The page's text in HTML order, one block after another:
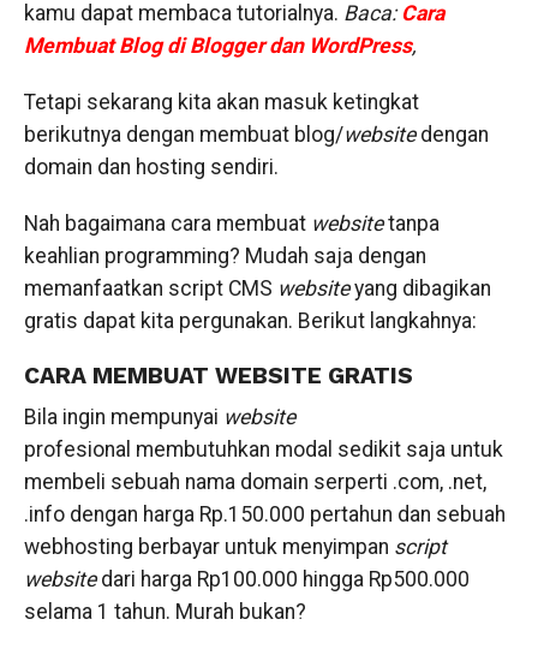
kamu dapat membaca tutorialnya. Baca: Cara
Membuat Blog di Blogger dan WordPress,
Tetapi sekarang kita akan masuk ketingkat
berikutnya dengan membuat blog/websitedengan
domain dan hosting sendiri.
Nah bagaimana cara membuatwebsitetanpa
keahlian programming? Mudah saja dengan
memanfaatkan script CMS websiteyang dibagikan
gratis dapat kita pergunakan. Berikut langkahnya:
CARA MEMBUAT WEBSITE GRATIS
Bila ingin mempunyai website
profesional membutuhkan modal sedikit saja untuk
membeli sebuah nama domain serperti .com, .net,
.info dengan harga Rp.150.000 pertahun dan sebuah
webhosting berbayar untuk menyimpan script
websitedari harga Rp100.000 hingga Rp500.000
selama 1 tahun. Murah bukan?